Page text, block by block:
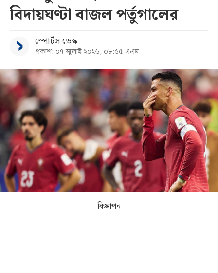
বিভাগ
আর্কাইভ
কনভার্টার
বিদায়ঘণ্টা বাজল পর্তুগালের
স্পোর্টস ডেস্ক
প্রকাশ: ০৭ জুলাই ২০২৬, ০৮:৫৫ এএম
বিজ্ঞাপন